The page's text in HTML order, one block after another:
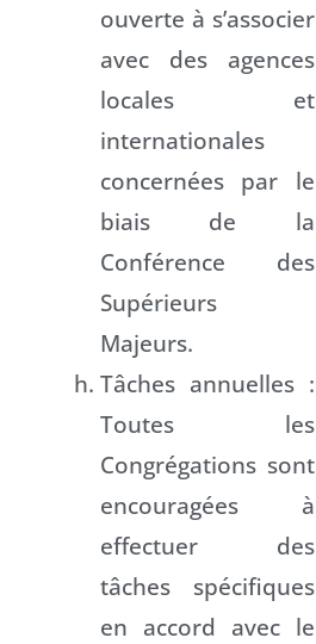
ouverte à s’associer
avec des agences
locales et
internationales
concernées par le
biais de la
Conférence des
Supérieurs
Majeurs.
Tâches annuelles :
Toutes les
Congrégations sont
encouragées à
effectuer des
tâches spécifiques
en accord avec le